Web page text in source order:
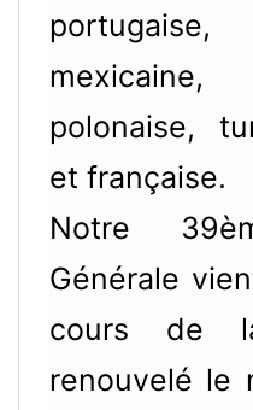
mexicaine,
polonaise,
et française.
Notre
Générale
cours de
renouvelé le